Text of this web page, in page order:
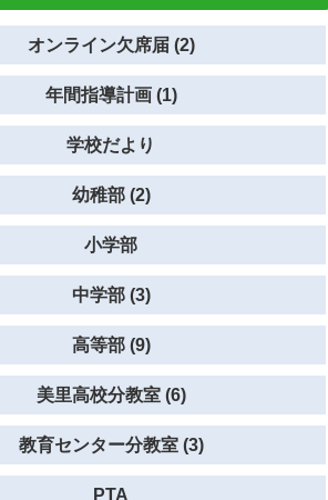
オンライン欠席届 (2)
年間指導計画 (1)
学校だより
幼稚部 (2)
小学部
中学部 (3)
高等部 (9)
美里高校分教室 (6)
教育センター分教室 (3)
PTA